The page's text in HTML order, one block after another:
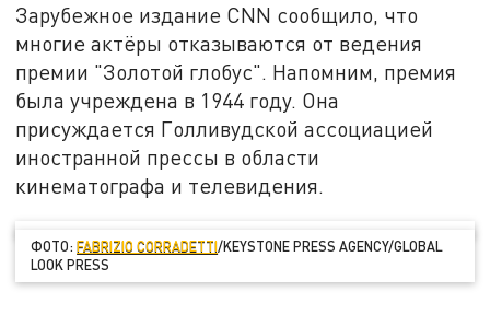
Зарубежное издание CNN сообщило, что
многие актёры отказываются от ведения
премии "Золотой глобус". Напомним, премия
была учреждена в 1944 году. Она
присуждается Голливудской ассоциацией
иностранной прессы в области
кинематографа и телевидения.
ФОТО:FABRIZIO CORRADETTI/KEYSTONE PRESS AGENCY/GLOBAL
LOOK PRESS